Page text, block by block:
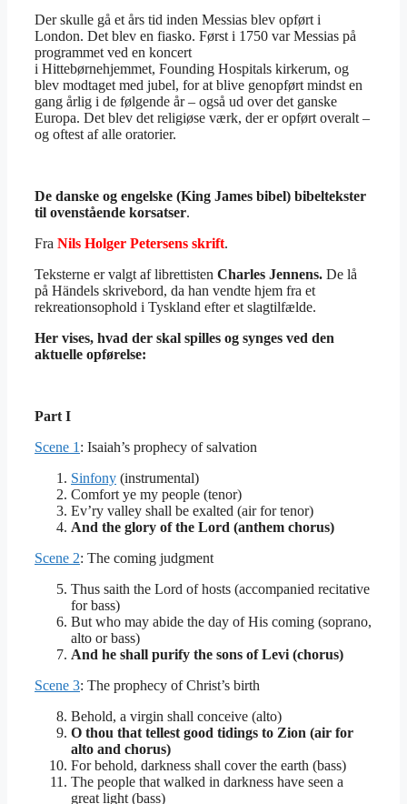
Der skulle gå et års tid inden Messias blev opført i
London. Det blev en fiasko. Først i 1750 var Messias på
programmet ved en koncert
i Hittebørnehjemmet, Founding Hospitals kirkerum, og
blev modtaget med jubel, for at blive genopført mindst en
gang årlig i de følgende år – også ud over det ganske
Europa. Det blev det religiøse værk, der er opført overalt –
og oftest af alle oratorier.
De danske og engelske (King James bibel) bibeltekster
til ovenstående korsatser.
Fra Nils Holger Petersens skrift.
Teksterne er valgt af librettisten Charles Jennens. De lå
på Händels skrivebord, da han vendte hjem fra et
rekreationsophold i Tyskland efter et slagtilfælde.
Her vises, hvad der skal spilles og synges ved den
aktuelle opførelse:
Part I
Scene 1 : Isaiah’s prophecy of salvation
Sinfony (instrumental)
Comfort ye my people (tenor)
Ev’ry valley shall be exalted (air for tenor)
And the glory of the Lord (anthem chorus)
Scene 2: The coming judgment
Thus saith the Lord of hosts (accompanied recitative
for bass)
But who may abide the day of His coming (soprano,
alto or bass)
And he shall purify the sons of Levi (chorus)
Scene 3: The prophecy of Christ’s birth
Behold, a virgin shall conceive (alto)
O thou that tellest good tidings to Zion (air for
alto and chorus)
For behold, darkness shall cover the earth (bass)
The people that walked in darkness have seen a
great light (bass)